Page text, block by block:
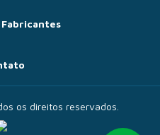
Fabricantes
os direitos reservados.